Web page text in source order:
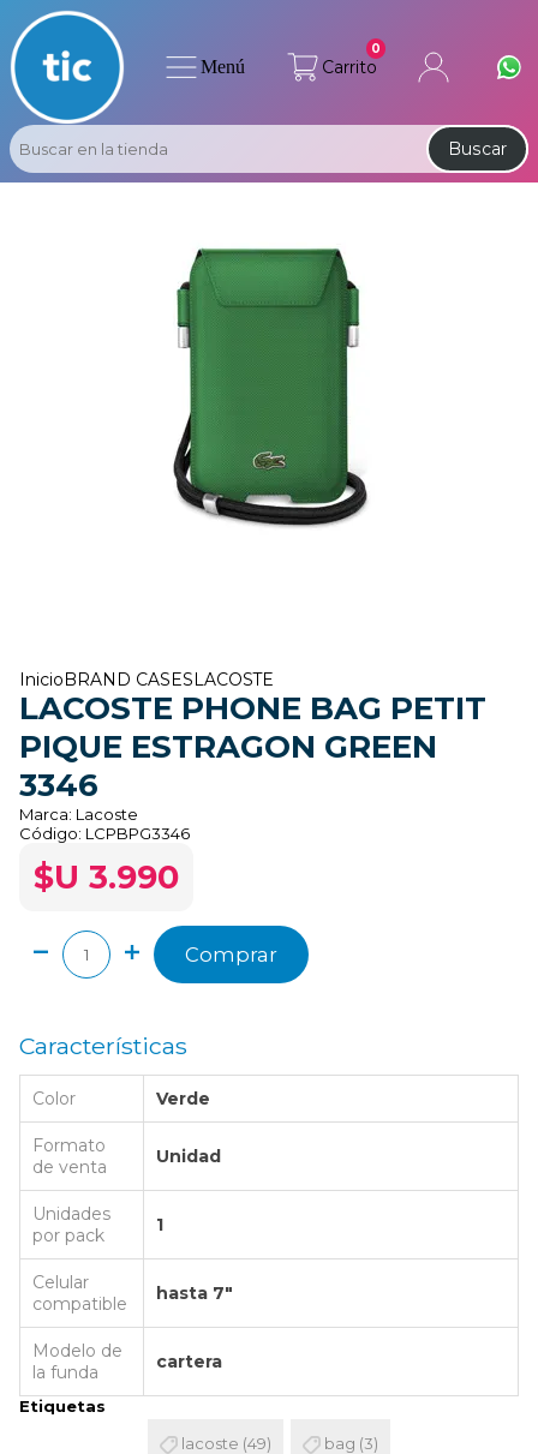
Carrito
0
Buscar
Menú
Inicio BRAND CASES LACOSTE
LACOSTE PHONE BAG PETIT
PIQUE ESTRAGON GREEN
3346
Marca: Lacoste
Código: LCPBPG3346
$U 3.990
Comprar
Características
Color Verde
Formato
de venta
Unidad
Unidades
por pack
1
Celular
compatible
hasta 7"
Modelo de
la funda
cartera
Etiquetas
lacoste (49) bag (3)